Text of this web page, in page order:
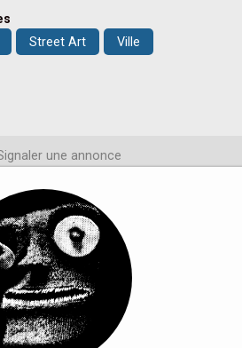
Street Art Ville
une annonce